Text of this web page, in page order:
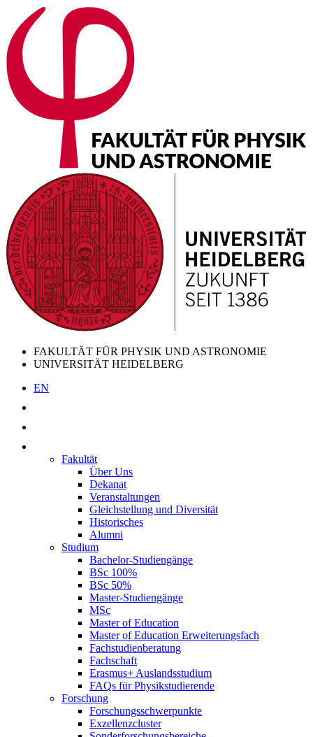
FAKULTÄT FÜR PHYSIK UND ASTRONOMIE
UNIVERSITÄT HEIDELBERG
EN
Fakultät
Über Uns
Dekanat
Veranstaltungen
Gleichstellung und Diversität
Historisches
Alumni
Studium
Bachelor-Studiengänge
BSc 100%
BSc 50%
Master-Studiengänge
MSc
Master of Education
Master of Education Erweiterungsfach
Fachstudienberatung
Fachschaft
Erasmus+ Auslandsstudium
FAQs für Physikstudierende
Forschung
Forschungsschwerpunkte
Exzellenzcluster